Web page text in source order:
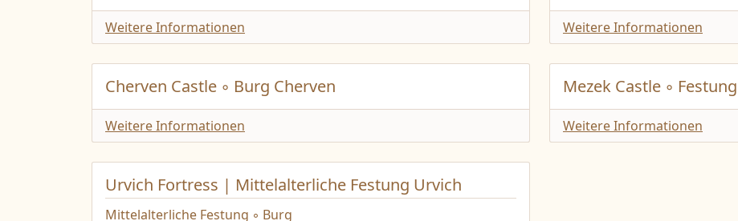
Weitere Informationen Weitere Informationen
Cherven Castle ◦ Burg Cherven
Weitere Informationen
Mezek Castle ◦
Weitere Informationen
Urvich Fortress | Mittelalterliche Festung Urvich
Mittelalterliche Festung ◦ Burg